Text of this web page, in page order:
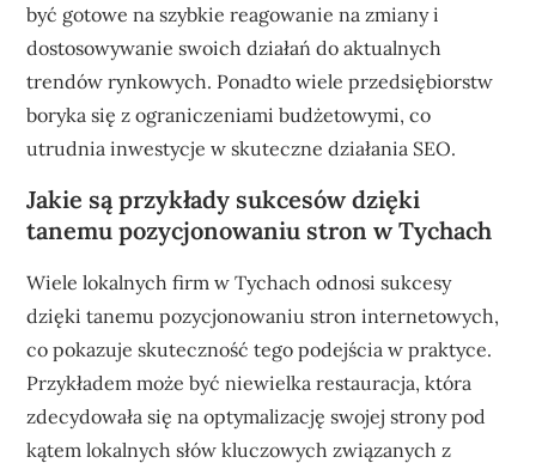
być gotowe na szybkie reagowanie na zmiany i
dostosowywanie swoich działań do aktualnych
trendów rynkowych. Ponadto wiele przedsiębiorstw
boryka się z ograniczeniami budżetowymi, co
utrudnia inwestycje w skuteczne działania SEO.
Jakie są przykłady sukcesów dzięki
tanemu pozycjonowaniu stron w Tychach
Wiele lokalnych firm w Tychach odnosi sukcesy
dzięki tanemu pozycjonowaniu stron internetowych,
co pokazuje skuteczność tego podejścia w praktyce.
Przykładem może być niewielka restauracja, która
zdecydowała się na optymalizację swojej strony pod
kątem lokalnych słów kluczowych związanych z